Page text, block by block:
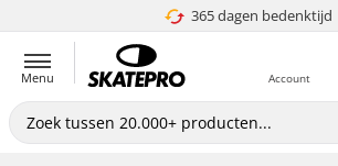
365 dagen bedenktijd
4.8 van 5
Menu Account